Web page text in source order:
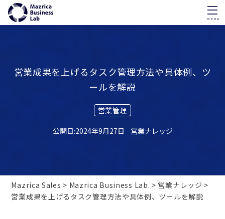
menu
営業成果を上げるタスク管理方法や具体例、ツ
ールを解説
営業管理
2024年9月27日 営業ナレッジ
Mazrica Sales Mazrica Business Lab.
営業ナレッジ
営業成果を上げるタスク管理方法や具体例、ツールを解説